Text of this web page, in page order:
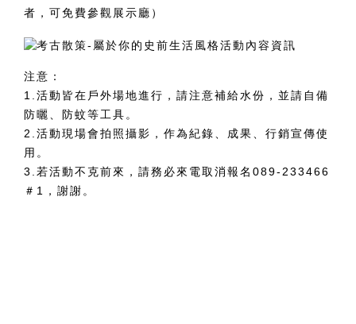
者，可免費參觀展示廳）
注意：
1.活動皆在戶外場地進行，請注意補給水份，並請自備
防曬、防蚊等工具。
2.活動現場會拍照攝影，作為紀錄、成果、行銷宣傳使
用。
3.若活動不克前來，請務必來電取消報名089-233466
＃1，謝謝。